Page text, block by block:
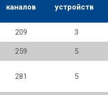
каналов
устройств
209 3
259 5
281 5